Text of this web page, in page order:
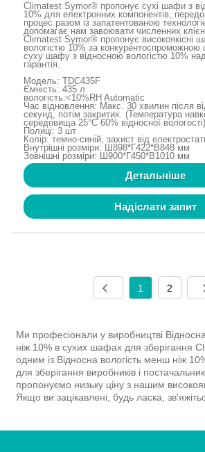
Climatest Symor® пропонує сухі шафи з
10% для електронних компонентів,
процес разом із запатентованою
допомагає нам завоювати численних
Climatest Symor® пропонує високоякісні
вологістю 10% за конкурентоспроможною
суху шафу з відносною вологістю 10%
гарантія.
Модель: TDC435F
Ємність: 435 л
вологість:<10%RH Automatic
Час відновлення: Макс. 30 хвилин після
секунд, потім закритих. (Температура
середовища 25°C 60% відносної вологості)
Полиці: 3 шт
Колір: темно-синій, захист від
Внутрішні розміри: Ш898*Г422*В848 мм
Зовнішні розміри: Ш900*Г450*В1010 мм
Детальніше
Надіслати запит
1 2
Ми професіонали у виробництві
ніж 10% в сухих шафах для зберігання
одним із Відносна вологість менш ніж
для зберігання виробників і
пропонуємо низьку ціну з нашим
Якщо ви зацікавлені, будь ласка,